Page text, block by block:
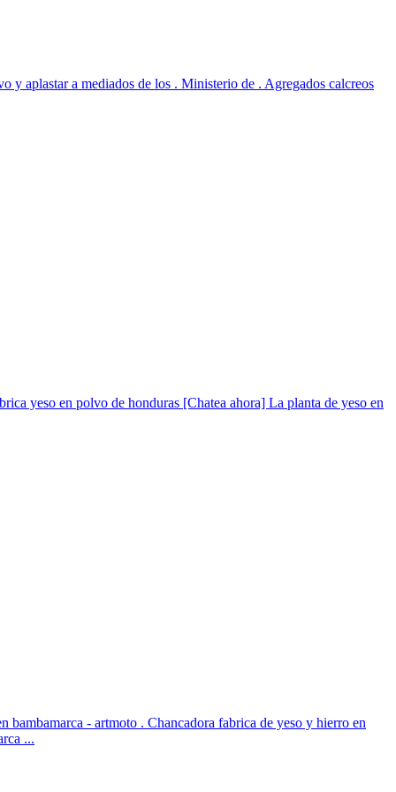
y aplastar a mediados de los . Ministerio de . Agregados calcreos
yeso en polvo de honduras [Chatea ahora] La planta de yeso en
bambamarca - artmoto . Chancadora fabrica de yeso y hierro en
...